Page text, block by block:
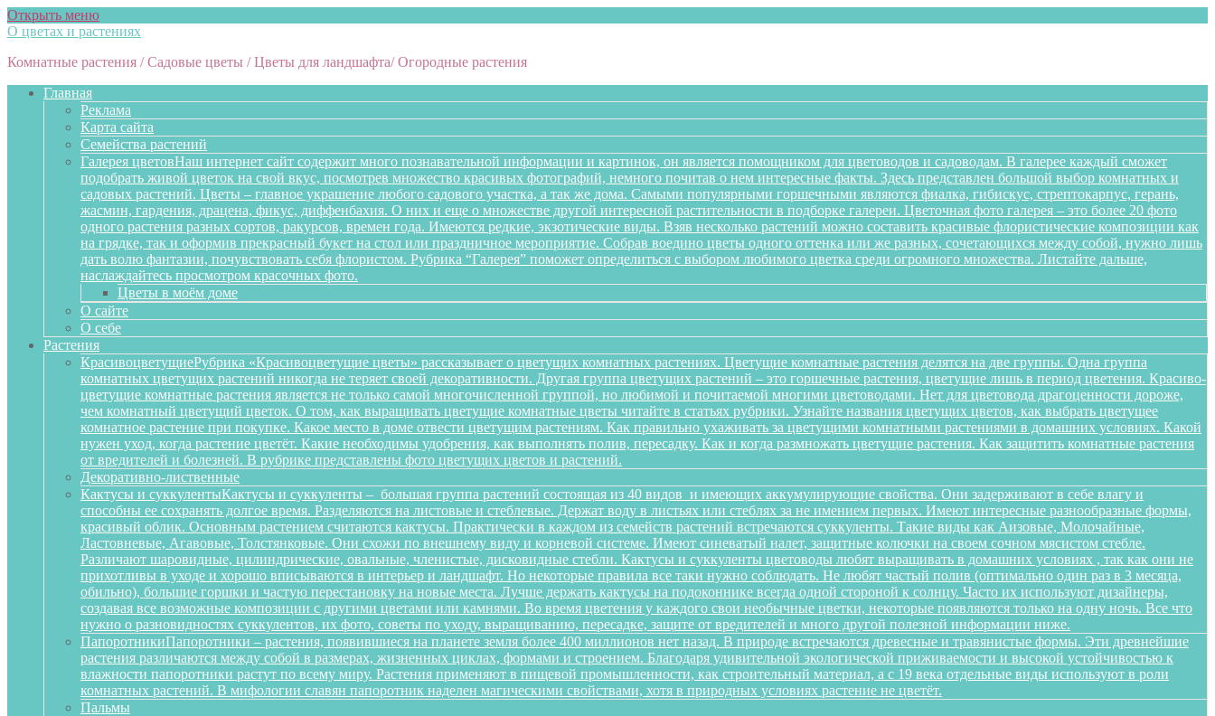
Открыть меню
О цветах и растениях
Комнатные растения / Садовые цветы / Цветы для ландшафта/ Огородные растения
Главная
Реклама
Карта сайта
Семейства растений
Галерея цветовНаш интернет сайт содержит много познавательной информации и картинок, он является помощником для цветоводов и садоводам. В галерее каждый сможет
подобрать живой цветок на свой вкус, посмотрев множество красивых фотографий, немного почитав о нем интересные факты. Здесь представлен большой выбор комнатных и
садовых растений. Цветы – главное украшение любого садового участка, а так же дома. Самыми популярными горшечными являются фиалка, гибискус, стрептокарпус, герань,
жасмин, гардения, драцена, фикус, диффенбахия. О них и еще о множестве другой интересной растительности в подборке галереи. Цветочная фото галерея – это более 20 фото
одного растения разных сортов, ракурсов, времен года. Имеются редкие, экзотические виды. Взяв несколько растений можно составить красивые флористические композиции как
на грядке, так и оформив прекрасный букет на стол или праздничное мероприятие. Собрав воедино цветы одного оттенка или же разных, сочетающихся между собой, нужно лишь
дать волю фантазии, почувствовать себя флористом. Рубрика “Галерея” поможет определиться с выбором любимого цветка среди огромного множества. Листайте дальше,
наслаждайтесь просмотром красочных фото.
Цветы в моём доме
О сайте
О себе
Растения
КрасивоцветущиеРубрика «Красивоцветущие цветы» рассказывает о цветущих комнатных растениях. Цветущие комнатные растения делятся на две группы. Одна группа
комнатных цветущих растений никогда не теряет своей декоративности. Другая группа цветущих растений – это горшечные растения, цветущие лишь в период цветения. Красиво-
цветущие комнатные растения является не только самой многочисленной группой, но любимой и почитаемой многими цветоводами. Нет для цветовода драгоценности дороже,
чем комнатный цветущий цветок. О том, как выращивать цветущие комнатные цветы читайте в статьях рубрики. Узнайте названия цветущих цветов, как выбрать цветущее
комнатное растение при покупке. Какое место в доме отвести цветущим растениям. Как правильно ухаживать за цветущими комнатными растениями в домашних условиях. Какой
нужен уход, когда растение цветёт. Какие необходимы удобрения, как выполнять полив, пересадку. Как и когда размножать цветущие растения. Как защитить комнатные растения
от вредителей и болезней. В рубрике представлены фото цветущих цветов и растений.
Декоративно-лиственные
Кактусы и суккулентыКактусы и суккуленты – большая группа растений состоящая из 40 видов и имеющих аккумулирующие свойства. Они задерживают в себе влагу и
способны ее сохранять долгое время. Разделяются на листовые и стеблевые. Держат воду в листьях или стеблях за не имением первых. Имеют интересные разнообразные формы,
красивый облик. Основным растением считаются кактусы. Практически в каждом из семейств растений встречаются суккуленты. Такие виды как Аизовые, Молочайные,
Ластовневые, Агавовые, Толстянковые. Они схожи по внешнему виду и корневой системе. Имеют синеватый налет, защитные колючки на своем сочном мясистом стебле.
Различают шаровидные, цилиндрические, овальные, членистые, дисковидные стебли. Кактусы и суккуленты цветоводы любят выращивать в домашних условиях , так как они не
прихотливы в уходе и хорошо вписываются в интерьер и ландшафт. Но некоторые правила все таки нужно соблюдать. Не любят частый полив (оптимально один раз в 3 месяца,
обильно), большие горшки и частую перестановку на новые места. Лучше держать кактусы на подоконнике всегда одной стороной к солнцу. Часто их используют дизайнеры,
создавая все возможные композиции с другими цветами или камнями. Во время цветения у каждого свои необычные цветки, некоторые появляются только на одну ночь. Все что
нужно о разновидностях суккулентов, их фото, советы по уходу, выращиванию, пересадке, защите от вредителей и много другой полезной информации ниже.
ПапоротникиПапоротники – растения, появившиеся на планете земля более 400 миллионов нет назад. В природе встречаются древесные и травянистые формы. Эти древнейшие
растения различаются между собой в размерах, жизненных циклах, формами и строением. Благодаря удивительной экологической приживаемости и высокой устойчивостью к
влажности папоротники растут по всему миру. Растения применяют в пищевой промышленности, как строительный материал, а с 19 века отдельные виды используют в роли
комнатных растений. В мифологии славян папоротник наделен магическими свойствами, хотя в природных условиях растение не цветёт.
Пальмы